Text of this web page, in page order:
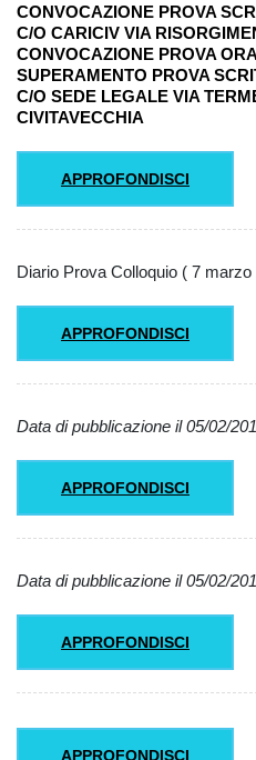
CONVOCAZIONE PROVA
C/O CARICIV VIA
CONVOCAZIONE PROVA
SUPERAMENTO PROVA
C/O SEDE LEGALE VIA
CIVITAVECCHIA
APPROFONDISCI
Diario Prova Colloquio ( 7 marzo
APPROFONDISCI
Data di pubblicazione il 05/02/
APPROFONDISCI
Data di pubblicazione il 05/02/
APPROFONDISCI
APPROFONDISCI